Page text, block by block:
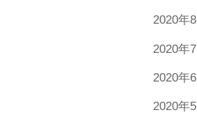
2020年8
2020年
2020年6
2020年5